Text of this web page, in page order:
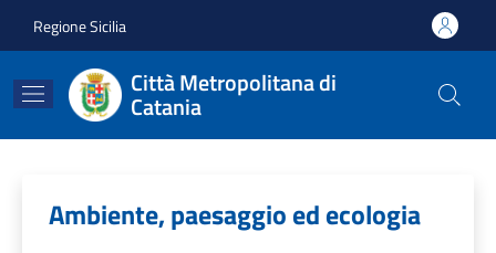
Regione Sicilia
Città Metropolitana di
Catania
Ambiente, paesaggio ed ecologia